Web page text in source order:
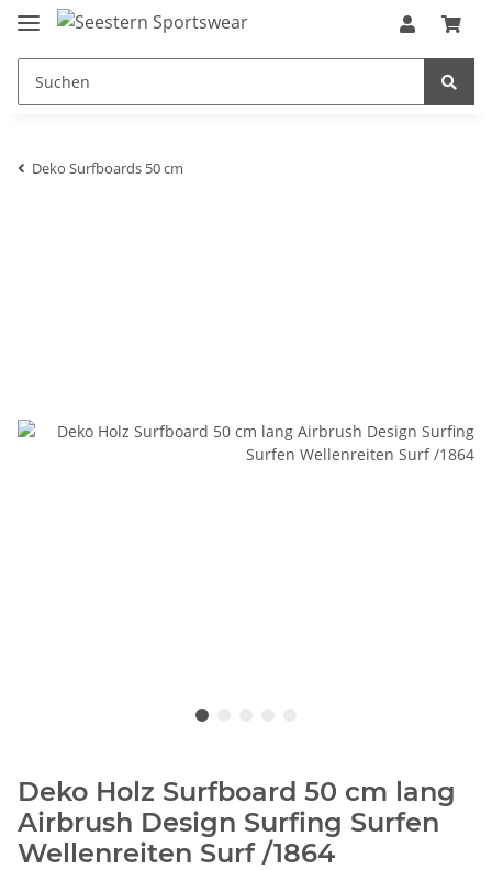
Deko Surfboards 50 cm
Deko Holz Surfboard 50 cm lang
Airbrush Design Surfing Surfen
Wellenreiten Surf /1864